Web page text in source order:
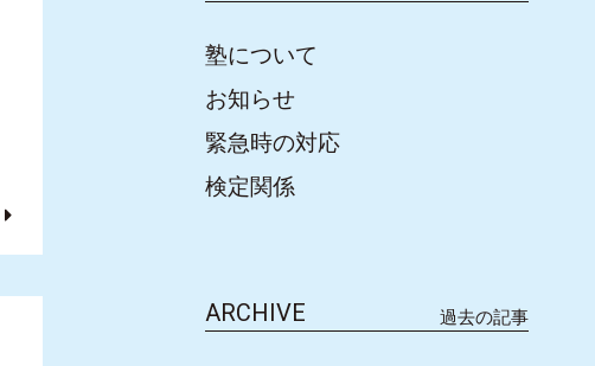
塾について
お知らせ
緊急時の対応
検定関係
ARCHIVE 過去の記事